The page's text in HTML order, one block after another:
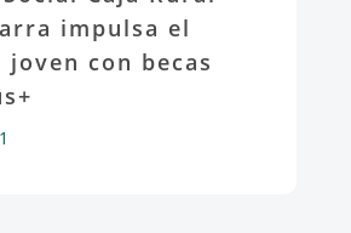
impulsa el
con becas